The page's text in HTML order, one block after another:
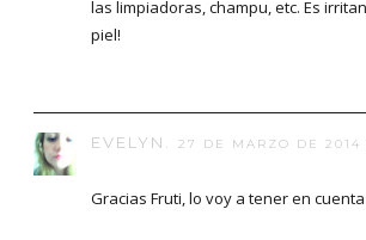
las limpiadoras, champu, etc. Es
piel!
EVELYN. 27 DE MARZO DE 2014
Gracias Fruti, lo voy a tener en cuenta